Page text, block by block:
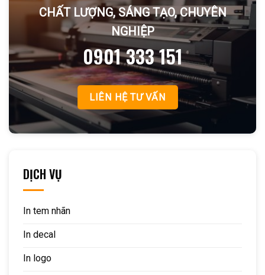
CHẤT LƯỢNG, SÁNG TẠO, CHUYÊN
NGHIỆP
0901 333 151
LIÊN HỆ TƯ VẤN
DỊCH VỤ
In tem nhãn
In decal
In logo